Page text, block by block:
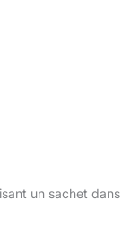
un sachet dans